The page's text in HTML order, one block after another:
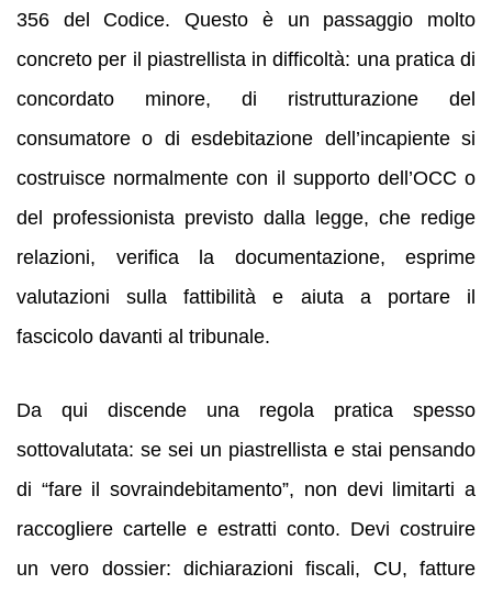
356 del Codice. Questo è un passaggio molto
concreto per il piastrellista in difficoltà: una pratica di
concordato minore, di ristrutturazione del
consumatore o di esdebitazione dell’incapiente si
costruisce normalmente con il supporto dell’OCC o
del professionista previsto dalla legge, che redige
relazioni, verifica la documentazione, esprime
valutazioni sulla fattibilità e aiuta a portare il
fascicolo davanti al tribunale.
Da qui discende una regola pratica spesso
sottovalutata: se sei un piastrellista e stai pensando
di “fare il sovraindebitamento”, non devi limitarti a
raccogliere cartelle e estratti conto. Devi costruire
un vero dossier: dichiarazioni fiscali, CU, fatture